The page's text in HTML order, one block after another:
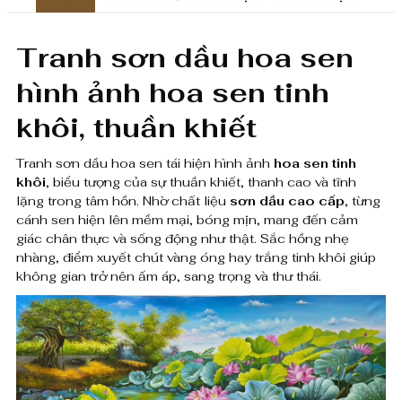
0
0
₫
đ
ế
n
8
,
0
0
0
d
ầ
u
h
o
a
s
e
n
h
ì
Tranh sơn dầu hoa sen
hình ảnh hoa sen tinh
khôi, thuần khiết
Tranh sơn dầu hoa sen tái hiện hình ảnh hoa sen tinh
khôi, biểu tượng của sự thuần khiết, thanh cao và tĩnh
lặng trong tâm hồn. Nhờ chất liệu sơn dầu cao cấp, từng
cánh sen hiện lên mềm mại, bóng mịn, mang đến cảm
giác chân thực và sống động như thật. Sắc hồng nhẹ
nhàng, điểm xuyết chút vàng óng hay trắng tinh khôi giúp
không gian trở nên ấm áp, sang trọng và thư thái.